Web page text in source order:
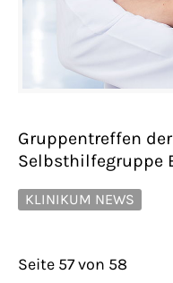
Gruppentreffen
Selbsthilfegruppe
KLINIKUM NEWS
Seite 57 von 58